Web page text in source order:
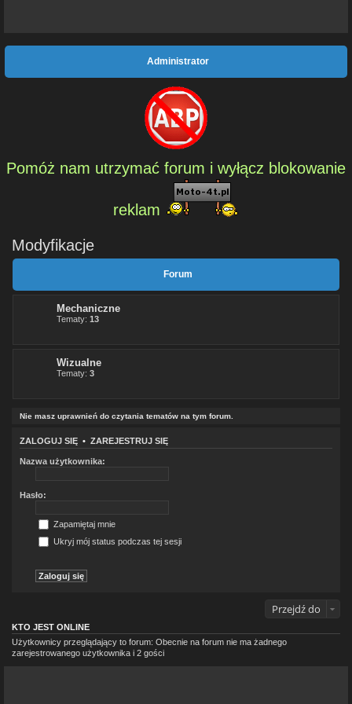
Administrator
Pomóż nam utrzymać forum i wyłącz blokowanie
reklam
Modyfikacje
Forum
Mechaniczne
Tematy: 13
Wizualne
Tematy: 3
Nie masz uprawnień do czytania tematów na tym forum.
ZALOGUJ SIĘ • ZAREJESTRUJ SIĘ
Nazwa użytkownika:
Hasło:
Zapamiętaj mnie
Ukryj mój status podczas tej sesji
Przejdź do
KTO JEST ONLINE
Użytkownicy przeglądający to forum: Obecnie na forum nie ma żadnego
zarejestrowanego użytkownika i 2 gości